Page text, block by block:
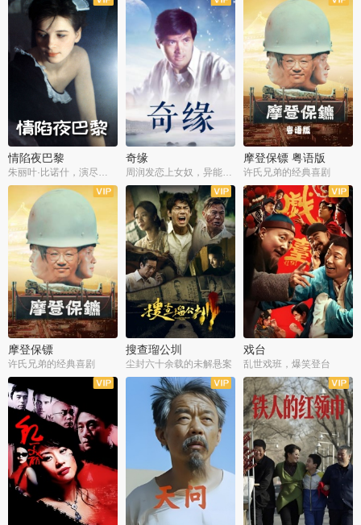
情陷夜巴黎
朱丽叶·比诺什，演尽失爱之痛
奇缘
周润发恋上女奴，异能护体战邪派
摩登保镖 粤语版
许氏兄弟的经典喜剧
摩登保镖
许氏兄弟的经典喜剧
搜查瑠公圳
尘封六十余载的未解悬案
戏台
乱世戏班，爆笑登台